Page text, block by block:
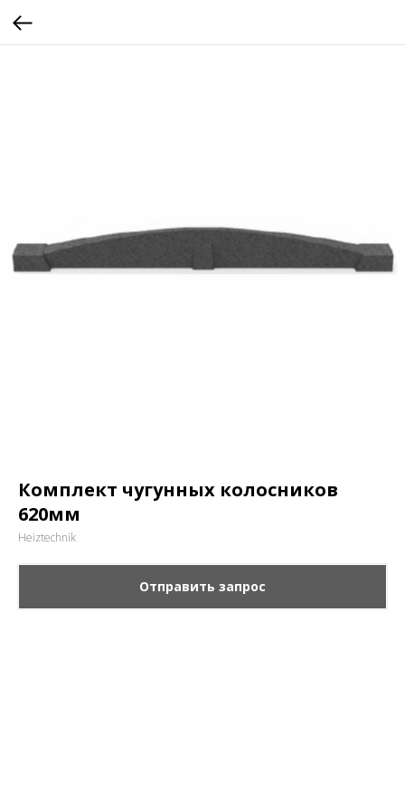
Комплект чугунных колосников
620мм
Heiztechnik
Отправить запрос